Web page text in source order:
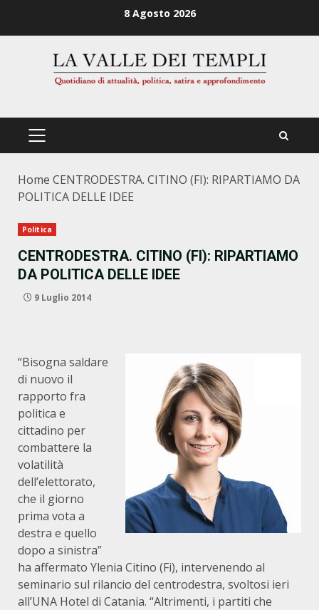
8 Agosto 2026
PRIMÄRES
Home CENTRODESTRA. CITINO (FI): RIPARTIAMO DA
POLITICA DELLE IDEE
Politica
CENTRODESTRA. CITINO (FI): RIPARTIAMO
DA POLITICA DELLE IDEE
9 Luglio 2014
“Bisogna saldare
di nuovo il
rapporto fra
politica e
cittadino per
combattere la
volatilità
dell’elettorato,
che il giorno
prima vota a
destra e quello
dopo a sinistra”
ha affermato Ylenia Citino (Fi), intervenendo al
seminario sul rilancio del centrodestra, svoltosi ieri
all’UNA Hotel di Catania. “Altrimenti, i partiti che